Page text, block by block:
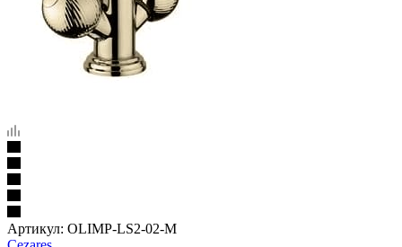
Артикул: OLIMP-LS2-02-M